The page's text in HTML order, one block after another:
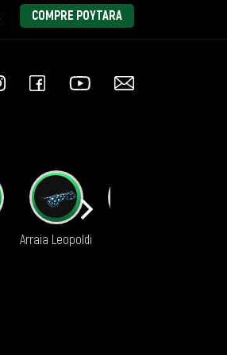
COMPRE POYTARA
Arraia Leopoldi